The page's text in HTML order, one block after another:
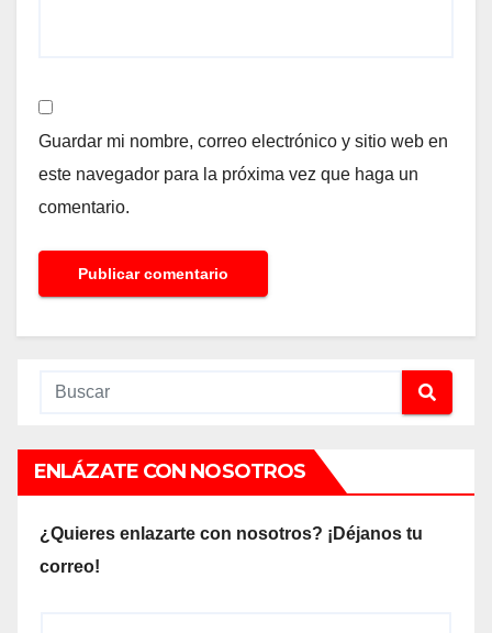
Guardar mi nombre, correo electrónico y sitio web en
este navegador para la próxima vez que haga un
comentario.
ENLÁZATE CON NOSOTROS
¿Quieres enlazarte con nosotros? ¡Déjanos tu
correo!